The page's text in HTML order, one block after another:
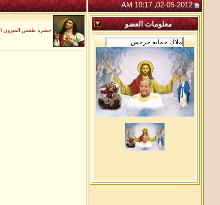
02-05-2012, 10:17 AM
معلوماتالعضو
حصريا طقس الميرون